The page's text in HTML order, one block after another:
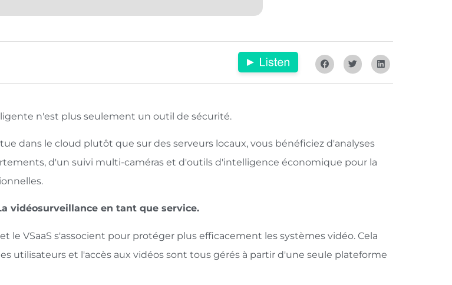
n'est plus seulement un outil de sécurité.
dans le cloud plutôt que sur des serveurs locaux, vous bénéficiez d'analyses
d'un suivi multi-caméras et d'outils d'intelligence économique pour la
vidéosurveillance en tant que service.
le VSaaS s'associent pour protéger plus efficacement les systèmes vidéo. Cela
utilisateurs et l'accès aux vidéos sont tous gérés à partir d'une seule plateforme